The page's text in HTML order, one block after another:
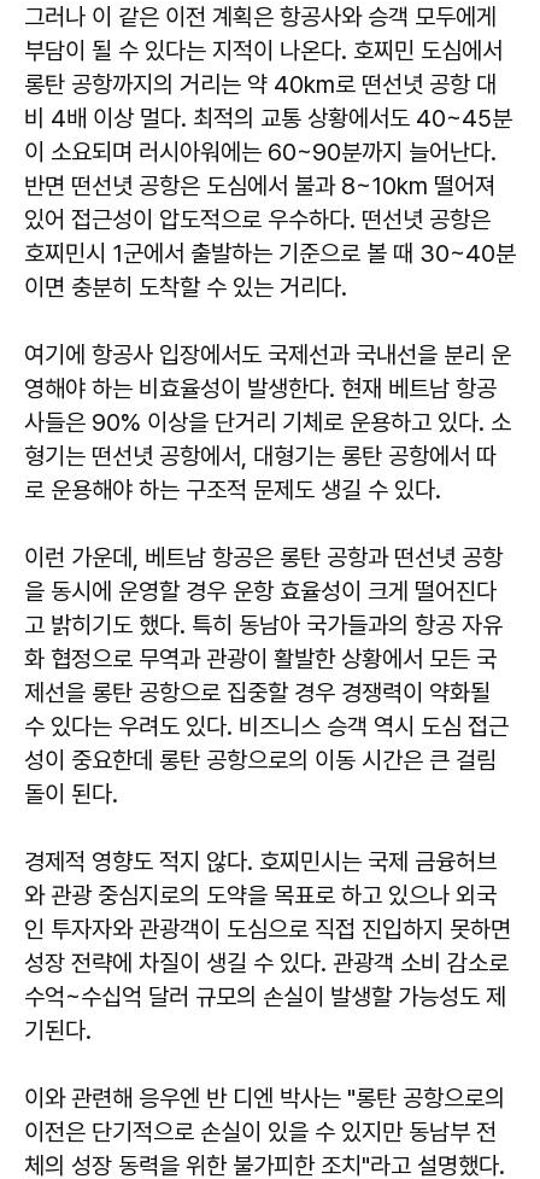
그러나 이 같은 이전 계획은 항공사와 승객 모두에게
부담이 될 수 있다는 지적이 나온다. 호찌민 도심에서
롱탄 공항까지의 거리는 약 40km로 떤선녓 공항 대
비 4배 이상 멀다. 최적의 교통 상황에서도 40~45분
이 소요되며 러시아워에는 60~90분까지 늘어난다.
반면 떤선녓 공항은 도심에서 불과 8~10km 떨어져
있어 접근성이 압도적으로 우수하다. 떤선녓 공항은
호찌민시 1군에서 출발하는 기준으로 볼 때 30~40분
이면 충분히 도착할 수 있는 거리다.
여기에 항공사 입장에서도 국제선과 국내선을 분리 운
영해야 하는 비효율성이 발생한다. 현재 베트남 항공
사들은 90% 이상을 단거리 기체로 운용하고 있다. 소
형기는 떤선녓 공항에서, 대형기는 롱탄 공항에서 따
로 운용해야 하는 구조적 문제도 생길 수 있다.
이런 가운데, 베트남 항공은 롱탄 공항과 떤선녓 공항
을 동시에 운영할 경우 운항 효율성이 크게 떨어진다
고 밝히기도 했다. 특히 동남아 국가들과의 항공 자유
화 협정으로 무역과 관광이 활발한 상황에서 모든 국
제선을 롱탄 공항으로 집중할 경우 경쟁력이 약화될
수 있다는 우려도 있다. 비즈니스 승객 역시 도심 접근
성이 중요한데 롱탄 공항으로의 이동 시간은 큰 걸림
돌이 된다.
경제적 영향도 적지 않다. 호찌민시는 국제 금융허브
와 관광 중심지로의 도약을 목표로 하고 있으나 외국
인 투자자와 관광객이 도심으로 직접 진입하지 못하면
성장 전략에 차질이 생길 수 있다. 관광객 소비 감소로
수억~수십억 달러 규모의 손실이 발생할 가능성도 제
기된다.
이와 관련해 응우엔 반 디엔 박사는 "롱탄 공항으로의
이전은 단기적으로 손실이 있을 수 있지만 동남부 전
체의 성장 동력을 위한 불가피한 조치"라고 설명했다.